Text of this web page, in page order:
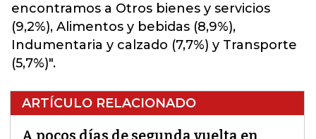
encontramos a Otros bienes y servicios
(9,2%), Alimentos y bebidas (8,9%),
Indumentaria y calzado (7,7%) y Transporte
(5,7%)".
ARTÍCULO RELACIONADO
A pocos días de segunda vuelta en